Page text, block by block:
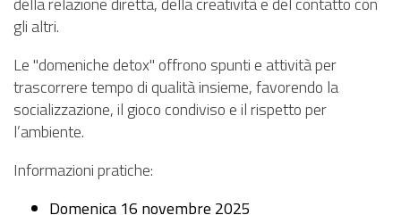
gli altri.
Le "domeniche detox" offrono spunti e attività per
trascorrere tempo di qualità insieme, favorendo la
socializzazione, il gioco condiviso e il rispetto per
l’ambiente.
Informazioni pratiche:
Domenica 16 novembre 2025